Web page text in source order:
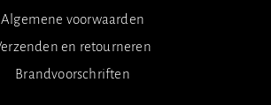
Algemene voorwaarden
en retourneren
Brandvoorschriften